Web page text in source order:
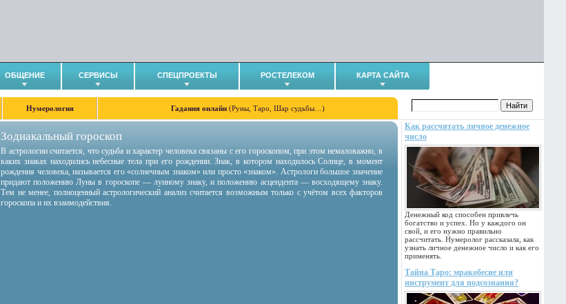
ОБЩЕНИЕ СЕРВИСЫ СПЕЦПРОЕКТЫ РОСТЕЛЕКОМ КАРТА САЙТА
Нумерология Гадания онлайн (Руны, Таро, Шар судьбы…)
Как рассчитать личное денежное
число
Денежный код способен привлечь
богатство и успех. Но у каждого он
свой, и его нужно правильно
рассчитать. Нумеролог рассказала, как
узнать личное денежное число и как его
применять.
Тайна Таро: мракобесие или
инструмент для подсознания?
Зодиакальный гороскоп
В астрологии считается, что судьба и характер человека связаны с его гороскопом, при этом немаловажно, в
каких знаках находились небесные тела при его рождении. Знак, в котором находилось Солнце, в момент
рождения человека, называется его «солнечным знаком» или просто «знаком». Астрологи большое значение
придают положению Луны в гороскопе — лунному знаку, и положению асцендента — восходящему знаку.
Тем не менее, полноценный астрологический анализ считается возможным только с учётом всех факторов
гороскопа и их взаимодействия.